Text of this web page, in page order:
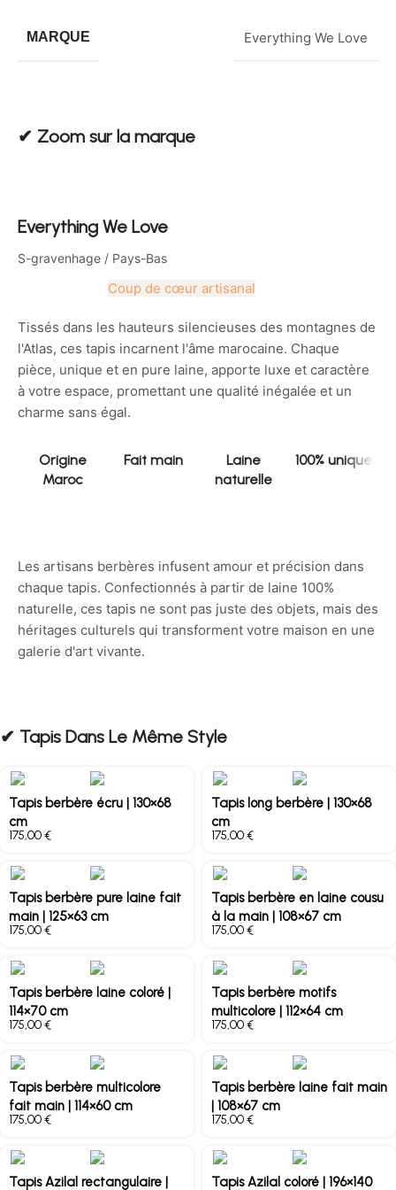
MARQUE Everything We Love
✔︎ Zoom sur la marque
Everything We Love
S-gravenhage / Pays-Bas
Coup de cœur artisanal
Tissés dans les hauteurs silencieuses des montagnes de
l'Atlas, ces tapis incarnent l'âme marocaine. Chaque
pièce, unique et en pure laine, apporte luxe et caractère
à votre espace, promettant une qualité inégalée et un
charme sans égal.
Origine
Maroc
Fait main
Laine
naturelle
100% unique
Les artisans berbères infusent amour et précision dans
chaque tapis. Confectionnés à partir de laine 100%
naturelle, ces tapis ne sont pas juste des objets, mais des
héritages culturels qui transforment votre maison en une
galerie d'art vivante.
✔︎ Tapis Dans Le Même Style
Tapis berbère écru | 130×68
cm
€
Tapis long berbère | 130×68
cm
€
Tapis berbère pure laine fait
main | 125×63 cm
€
Tapis berbère en laine cousu
à la main | 108×67 cm
€
Tapis berbère laine coloré |
114×70 cm
€
Tapis berbère motifs
multicolore | 112×64 cm
€
Tapis berbère multicolore
fait main | 114×60 cm
€
Tapis berbère laine fait main
| 108×67 cm
€
Tapis Azilal rectangulaire |
Tapis Azilal coloré | 196×140